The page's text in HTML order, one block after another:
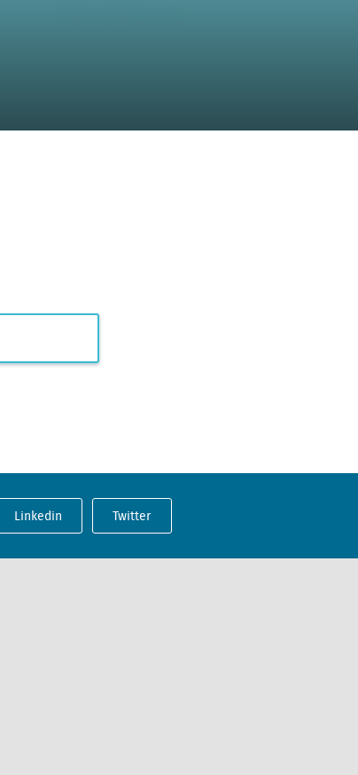
Linkedin Twitter